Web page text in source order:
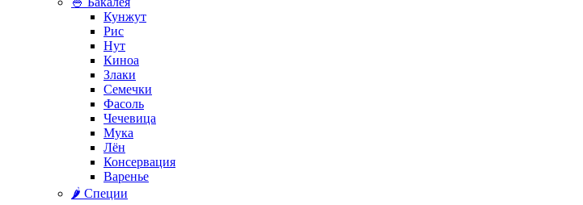
Кунжут
Рис
Нут
Киноа
Злаки
Семечки
Фасоль
Чечевица
Мука
Лён
Консервация
Варенье
🌶️ Специи